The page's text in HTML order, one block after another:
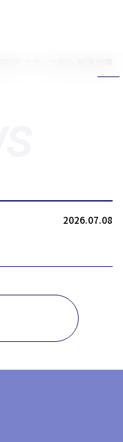
スタッフ紹介2026.07.08